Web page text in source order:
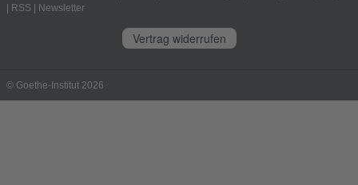
RSS Newsletter
Vertrag widerrufen
© Goethe-Institut 2026